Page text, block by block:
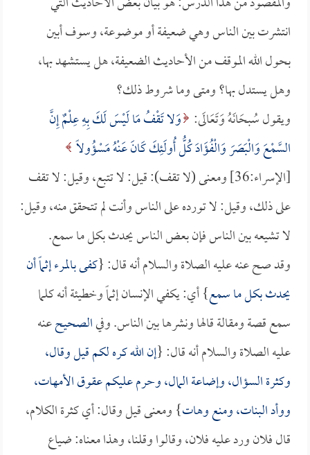
انتشرت بين الناس وهي ضعيفة أو موضوعة، وسوف أبين
بحول الله الموقف من الأحاديث الضعيفة، هل يستشهد بها،
وهل يستدل بها؟ ومتى وما شروط ذلك؟
ويقول سُبحَانَهُ وَتَعَالَى: وَلا تَقْفُ مَا لَيْسَ لَكَ بِهِ عِلْمٌ إِنَّ
السَّمْعَ وَالْبَصَرَ وَالْفُؤَادَ كُلُّ أُولَئِكَ كَانَ عَنْهُ مَسْؤُولاً
[الإسراء:36] ومعنى (لا تقف): قيل: لا تتبع، وقيل: لا تقف
على ذلك، وقيل: لا تورده على الناس وأنت لم تتحقق منه، وقيل:
لا تشيعه بين الناس فإن بعض الناس يحدث بكل ما سمع.
وقد صح عنه عليه الصلاة والسلام أنه قال: {كفى بالمرء إثماً أن
يحدث بكل ما سمع} أي: يكفي الإنسان إثماً وخطيئة أنه كلما
سمع قصة ومقالة قالها ونشرها بين الناس. وفيالصحيحعنه
عليه الصلاة والسلام أنه قال: {إن الله كره لكم قيل وقال،
وكثرة السؤال، وإضاعة المال، وحرم عليكم عقوق الأمهات،
ووأد البنات، ومنع وهات} ومعنى قيل وقال: أي كثرة الكلام،
قال فلان ورد عليه فلان، وقالوا وقلنا، وهذا معناه: ضياع